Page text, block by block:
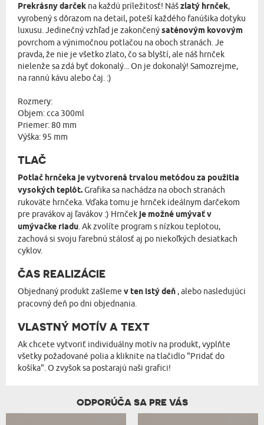
Prekrásny darček na každú príležitosť! Nášzlatý hrnček,
vyrobený s dôrazom na detail, poteší každého fanúšika dotyku
luxusu. Jedinečný vzhľad je zakončenýsaténovým kovovým
povrchom a výnimočnou potlačou na oboch stranách. Je
pravda, že nie je všetko zlato, čo sa blyští, ale náš hrnček
nielenže sa zdá byť dokonalý... On je dokonalý! Samozrejme,
na rannú kávu alebo čaj. :)
Rozmery:
Objem: cca 300ml
Priemer: 80 mm
Výška: 95 mm
TLAČ
Potlač hrnčeka je vytvorená trvalou metódou za použitia
vysokých teplôt.Grafika sa nachádza na oboch stranách
rukoväte hrnčeka. Vďaka tomu je hrnček ideálnym darčekom
pre pravákov aj ľavákov :) Hrnčekje možné umývať v
umývačke riadu. Ak zvolíte program s nízkou teplotou,
zachová si svoju farebnú stálosť aj po niekoľkých desiatkach
cyklov.
ČAS REALIZÁCIE
Objednaný produkt zašleme v ten istý deň , alebo nasledujúci
pracovný deň po dni objednania.
VLASTNÝ MOTÍV A TEXT
Ak chcete vytvoriť individuálny motív na produkt, vyplňte
všetky požadované polia a kliknite na tlačidlo "Pridať do
košíka". O zvyšok sa postarajú naši grafici!
ODPORÚČA SA PRE VÁS